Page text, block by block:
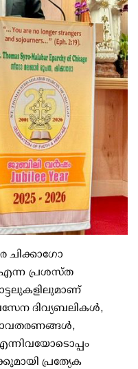
ചിക്കാഗോ
എന്ന പ്രശസ്ത
ദിവ്യബലികൾ,
പ്രത്യേക